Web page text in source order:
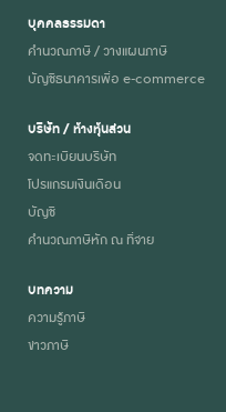
5,001 – 6,000
ตั้งแต่ 7,000 ขึ้นไป
บุคคลธรรมดา
คำนวณภาษี / วางแผนภาษี
บัญชีธนาคารเพื่อ e-commerce
บริษัท / ห้างหุ้นส่วน
จดทะเบียนบริษัท
โปรแกรมเงินเดือน
บัญชี
คำนวณภาษีหัก ณ ที่จ่าย
บทความ
ความรู้ภาษี
ข่าวภาษี